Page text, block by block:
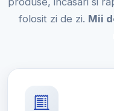
folosit zi de zi. Mii